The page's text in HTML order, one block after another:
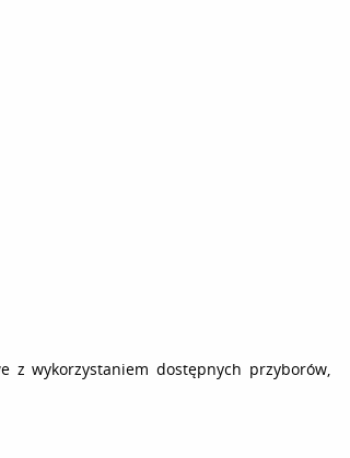
z wykorzystaniem dostępnych przyborów,